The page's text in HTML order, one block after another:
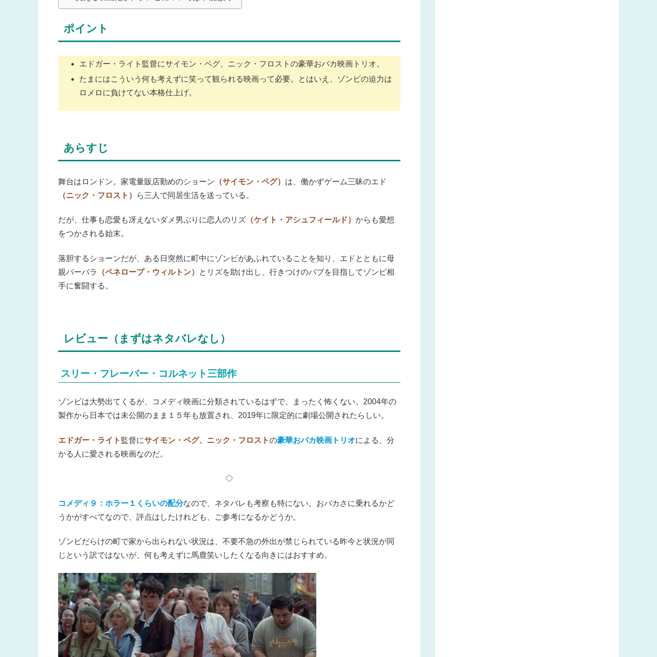
ポイント
エドガー・ライト監督にサイモン・ペグ、ニック・フロストの豪華おバカ映画トリオ。
たまにはこういう何も考えずに笑って観られる映画って必要。とはいえ、ゾンビの迫力は
ロメロに負けてない本格仕上げ。
あらすじ
舞台はロンドン。家電量販店勤めのショーン （サイモン・ペグ） は、働かずゲーム三昧のエド
（ニック・フロスト）
ら三人で同居生活を送っている。
だが、仕事も恋愛も冴えないダメ男ぶりに恋人のリズ （ケイト・アシュフィールド） からも愛想
をつかされる始末。
落胆するショーンだが、ある日突然に町中にゾンビがあふれていることを知り、エドとともに母
親バーバラ
（ペネロープ・ウィルトン）
とリズを助け出し、行きつけのパブを目指してゾンビ相
手に奮闘する。
レビュー（まずはネタバレなし）
スリー・フレーバー・コルネット三部作
ゾンビは大勢出てくるが、コメディ映画に分類されているはずで、まったく怖くない。2004年の
製作から日本では未公開のまま１５年も放置され、2019年に限定的に劇場公開されたらしい。
エドガー・ライト 監督にサイモン・ペグ、ニック・フロストの豪華おバカ映画トリオによる、分
かる人に愛される映画なのだ。
◇
コメディ９：ホラー１くらいの配分なので、ネタバレも考察も特にない。おバカさに乗れるかど
うかがすべてなので、評点はしたけれども、ご参考になるかどうか。
ゾンビだらけの町で家から出られない状況は、不要不急の外出が禁じられている昨今と状況が同
じという訳ではないが、何も考えずに馬鹿笑いしたくなる向きにはおすすめ。